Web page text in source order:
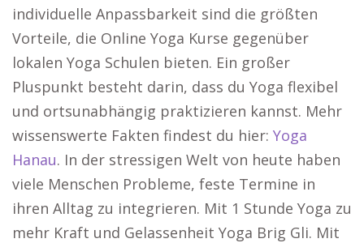
individuelle Anpassbarkeit sind die größten
Vorteile, die Online Yoga Kurse gegenüber
lokalen Yoga Schulen bieten. Ein großer
Pluspunkt besteht darin, dass du Yoga flexibel
und ortsunabhängig praktizieren kannst. Mehr
wissenswerte Fakten findest du hier: Yoga
Hanau. In der stressigen Welt von heute haben
viele Menschen Probleme, feste Termine in
ihren Alltag zu integrieren. Mit 1 Stunde Yoga zu
mehr Kraft und Gelassenheit Yoga Brig Gli. Mit